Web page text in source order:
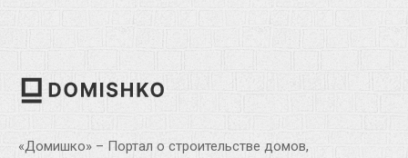
«Домишко» – Портал о строительстве домов,